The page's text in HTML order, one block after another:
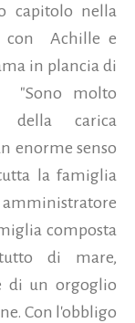
capitolo nella
con
Achille e
in plancia di
"Sono molto
della carica
enorme senso
la famiglia
composta
di mare,
di un orgoglio
Con l'obbligo